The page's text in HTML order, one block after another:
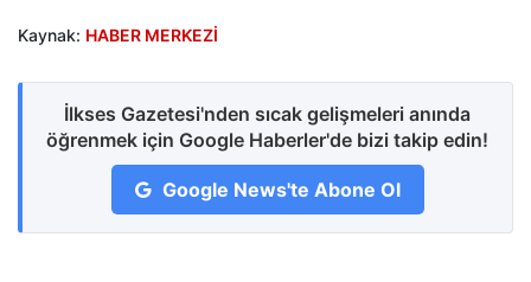
Kaynak: HABER MERKEZİ
İlkses Gazetesi'nden sıcak gelişmeleri anında
öğrenmek için Google Haberler'de bizi takip edin!
Google News'te Abone Ol